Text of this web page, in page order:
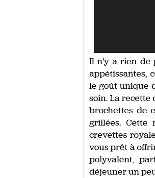
Il n'y a rien de
appétissantes,
le goût unique
soin. La recette
brochettes de
grillées. Cette
crevettes
vous prêt à
polyvalent,
déjeuner un